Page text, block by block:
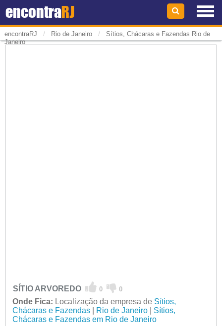
encontraRJ
encontraRJ / Rio de Janeiro / Sítios, Chácaras e Fazendas Rio de
Janeiro
SÍTIO ARVOREDO 0 0
Onde Fica: Localização da empresa de Sítios,
Chácaras e Fazendas| Rio de Janeiro| Sítios,
Chácaras e Fazendas em Rio de Janeiro